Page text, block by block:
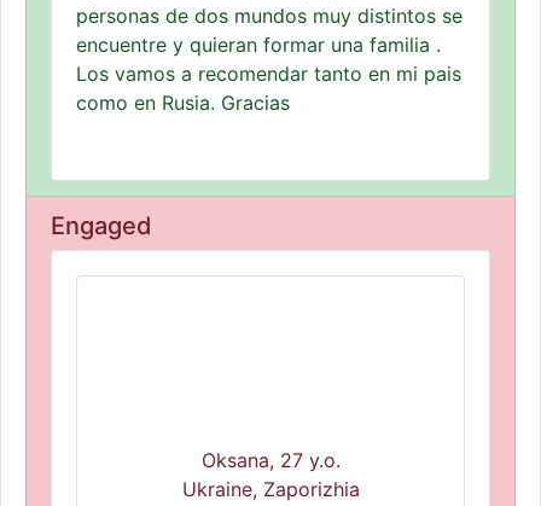
personas de dos mundos muy distintos se
encuentre y quieran formar una familia .
Los vamos a recomendar tanto en mi pais
como en Rusia. Gracias
Engaged
Oksana, 27 y.o.
Ukraine, Zaporizhia